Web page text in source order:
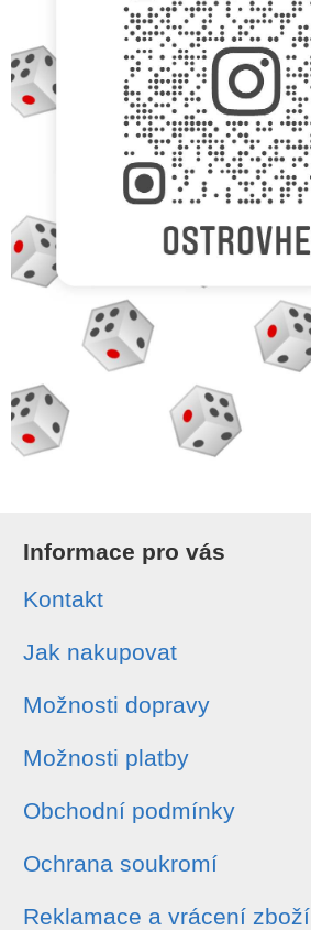
Informace pro vás
Kontakt
Jak nakupovat
Možnosti dopravy
Možnosti platby
Obchodní podmínky
Ochrana soukromí
Reklamace a vrácení zboží